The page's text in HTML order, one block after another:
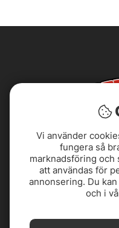
Vi använder
fungera så
marknadsföring och
att användas för
annonsering. Du
och i